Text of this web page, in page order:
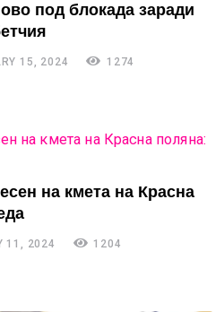
под блокада заради
15, 2024
1274
на кмета на Красна
11, 2024
1204